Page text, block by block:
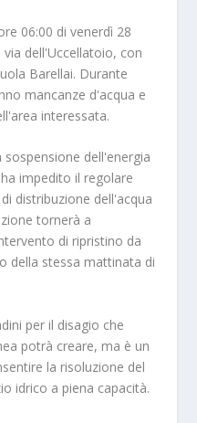
06:00 di venerdì 28
dell'Uccellatoio, con
Barellai. Durante
mancanze d'acqua e
interessata.
sospensione dell'energia
impedito il regolare
distribuzione dell'acqua
tornerà a
di ripristino da
della stessa mattinata di
per il disagio che
potrà creare, ma è un
la risoluzione del
idrico a piena capacità.